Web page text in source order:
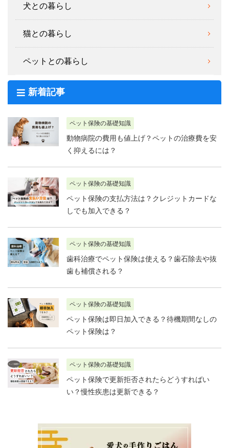
犬との暮らし
猫との暮らし
ペットとの暮らし
新着記事
ペット保険の基礎知識
動物病院の費用も値上げ？ペットの治療費を安
く抑えるには？
ペット保険の基礎知識
ペット保険の支払方法は？クレジットカードな
しでも加入できる？
ペット保険の基礎知識
歯科治療でペット保険は使える？歯石除去や抜
歯も補償される？
ペット保険の基礎知識
ペット保険は即日加入できる？待機期間なしの
ペット保険は？
ペット保険の基礎知識
ペット保険で更新拒否されたらどうすればい
い？慢性疾患は更新できる？